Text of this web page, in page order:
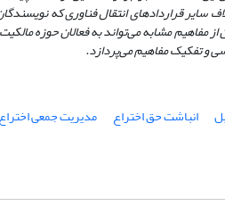
سایر قراردادهای انتقال فناوری که
از مفاهیم مشابه می‌تواند به فعالان حوزه
تفکیک مفاهیم می‌پردازد.
انباشت حق اختراع مدیریت جمعی اختراع